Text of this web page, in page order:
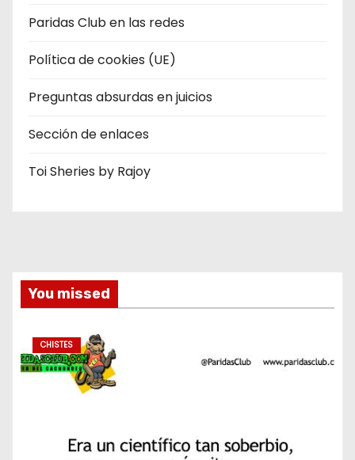
Paridas Club en las redes
Política de cookies (UE)
Preguntas absurdas en juicios
Sección de enlaces
Toi Sheries by Rajoy
You missed
CHISTES